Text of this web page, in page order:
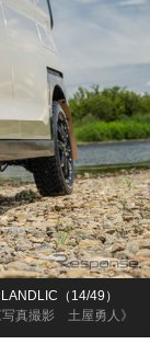
写真撮影 土屋勇人》
（14/49）